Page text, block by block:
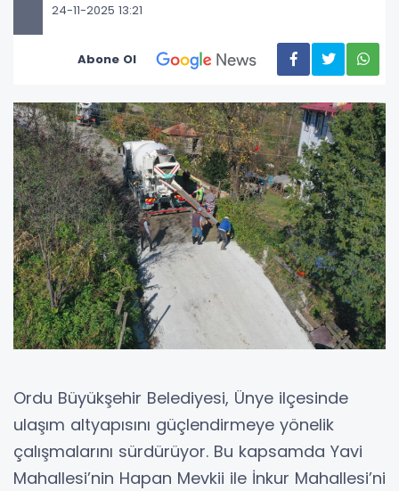
24-11-2025 13:21
Abone Ol
Ordu Büyükşehir Belediyesi, Ünye ilçesinde
ulaşım altyapısını güçlendirmeye yönelik
çalışmalarını sürdürüyor. Bu kapsamda Yavi
Mahallesi’nin Hapan Mevkii ile İnkur Mahallesi’ni